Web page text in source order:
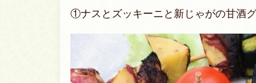
①ナスとズッキーニと新じゃがの甘酒